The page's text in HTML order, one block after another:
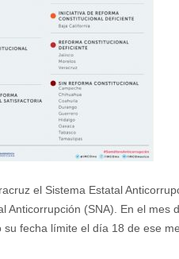
el Sistema Estatal
Anticorrupción (SNA). En el mes
fecha límite el día 18 de ese